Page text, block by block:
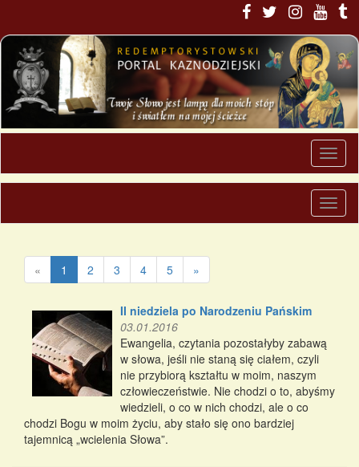
« 1 2 3 4 5 »
II niedziela po Narodzeniu Pańskim
03.01.2016
Ewangelia, czytania pozostałyby zabawą
w słowa, jeśli nie staną się ciałem, czyli
nie przybiorą kształtu w moim, naszym
człowieczeństwie. Nie chodzi o to, abyśmy
wiedzieli, o co w nich chodzi, ale o co
chodzi Bogu w moim życiu, aby stało się ono bardziej
tajemnicą „wcielenia Słowa”.